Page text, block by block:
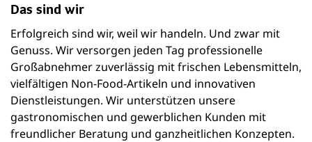
Das sind wir
Erfolgreich sind wir, weil wir handeln. Und zwar mit
Genuss. Wir versorgen jeden Tag professionelle
Großabnehmer zuverlässig mit frischen Lebensmitteln,
vielfältigen Non-Food-Artikeln und innovativen
Dienstleistungen. Wir unterstützen unsere
gastronomischen und gewerblichen Kunden mit
freundlicher Beratung und ganzheitlichen Konzepten.